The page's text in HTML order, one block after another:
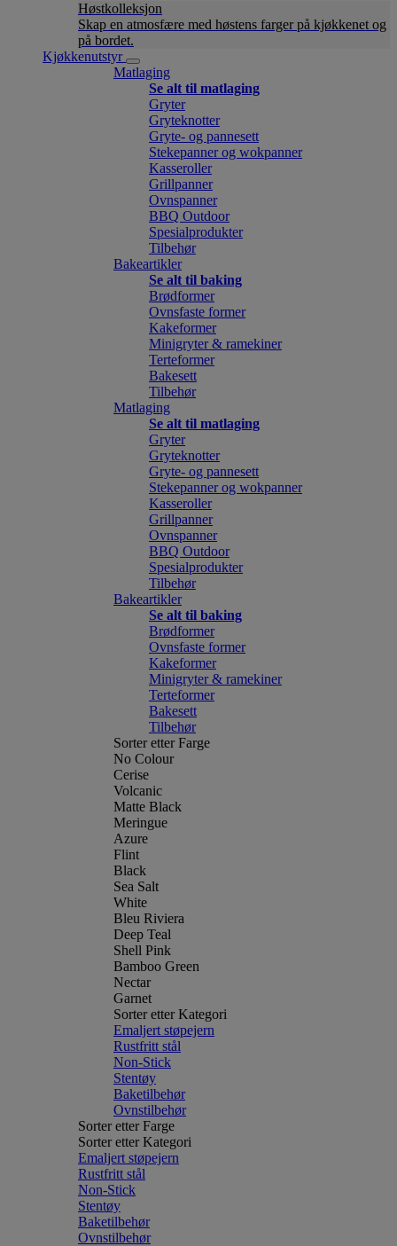
Høstkolleksjon
Skap en atmosfære med høstens farger på kjøkkenet og
på bordet.
Kjøkkenutstyr
Matlaging
Se alt til matlaging
Gryter
Gryteknotter
Gryte- og pannesett
Stekepanner og wokpanner
Kasseroller
Grillpanner
Ovnspanner
BBQ Outdoor
Spesialprodukter
Tilbehør
Bakeartikler
Se alt til baking
Brødformer
Ovnsfaste former
Kakeformer
Minigryter & ramekiner
Terteformer
Bakesett
Tilbehør
Matlaging
Se alt til matlaging
Gryter
Gryteknotter
Gryte- og pannesett
Stekepanner og wokpanner
Kasseroller
Grillpanner
Ovnspanner
BBQ Outdoor
Spesialprodukter
Tilbehør
Bakeartikler
Se alt til baking
Brødformer
Ovnsfaste former
Kakeformer
Minigryter & ramekiner
Terteformer
Bakesett
Tilbehør
Sorter etter Farge
No Colour
Cerise
Volcanic
Matte Black
Meringue
Azure
Flint
Black
Sea Salt
White
Bleu Riviera
Deep Teal
Shell Pink
Bamboo Green
Nectar
Garnet
Sorter etter Kategori
Emaljert støpejern
Rustfritt stål
Non-Stick
Stentøy
Baketilbehør
Ovnstilbehør
Sorter etter Farge
Sorter etter Kategori
Emaljert støpejern
Rustfritt stål
Non-Stick
Stentøy
Baketilbehør
Ovnstilbehør